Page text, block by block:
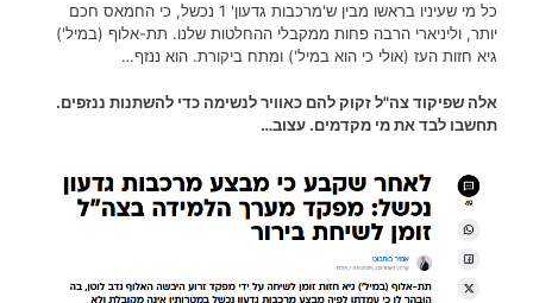
כל מי שעיניו בראשו מבין ש'מרכבות גדעון' 1 נכשל, כי החמאס חכם
יותר, וליניארי הרבה פחות ממקבלי ההחלטות שלנו. תת-אלוף (במיל')
גיא חזות העז (אולי כי הוא במיל') ומתח ביקורת. הוא ננזף…
אלה שפיקוד צה"ל זקוק להם כאוויר לנשימה כדי להשתנות ננזפים.
תחשבו לבד את מי מקדמים. עצוב…